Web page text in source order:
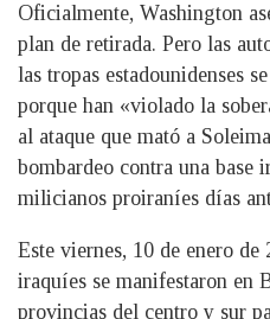
Oficialmente, Washington
plan de retirada. Pero las
las tropas estadounidenses
porque han «violado la
al ataque que mató a
bombardeo contra una base
milicianos proiraníes días
Este viernes, 10 de enero de
iraquíes se manifestaron en
provincias del centro y sur